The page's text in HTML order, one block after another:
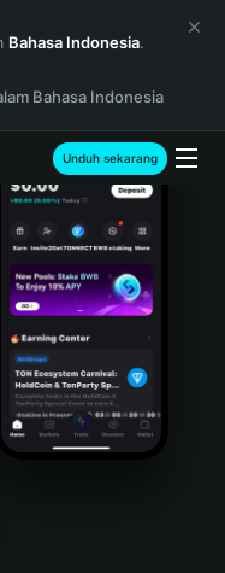
Bahasa Indonesia.
Bahasa Indonesia
Unduh sekarang